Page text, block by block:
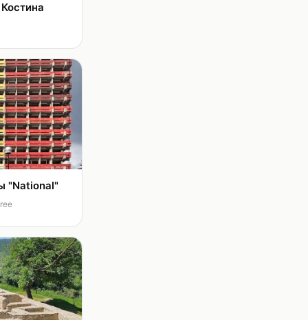
"National"